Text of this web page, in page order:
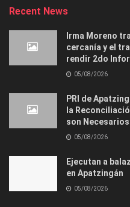
Recent News
Irma Moreno
cercanía y el
rendir 2do
05/08/2026
PRI de
la
son
05/08/2026
Ejecutan a
en Apatzingán
05/08/2026